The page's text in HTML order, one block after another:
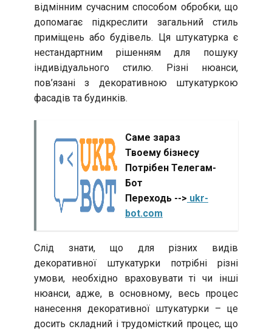
відмінним сучасним способом обробки, що
допомагає підкреслити загальний стиль
приміщень або будівель. Ця штукатурка є
нестандартним рішенням для пошуку
індивідуального стилю. Різні нюанси,
пов’язані з декоративною штукатуркою
фасадів та будинків.
Саме зараз
Твоему бізнесу
Потрібен Телегам-
Бот
Переходь --> ukr-
bot.com
Слід знати, що для різних видів
декоративної штукатурки потрібні різні
умови, необхідно враховувати ті чи інші
нюанси, адже, в основному, весь процес
нанесення декоративної штукатурки – це
досить складний і трудомісткий процес, що